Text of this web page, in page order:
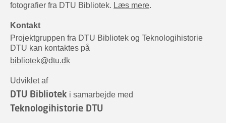
fotografier fra DTU Bibliotek. Læs mere.
Kontakt
Projektgruppen fra DTU Bibliotek og Teknologihistorie
DTU kan kontaktes på
bibliotek@dtu.dk
Udviklet af
DTU Bibliotek i samarbejde med
Teknologihistorie DTU